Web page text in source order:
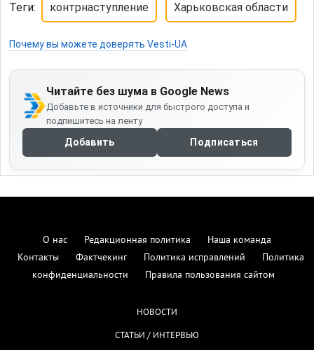
Теги: контрнаступление Харьковская области
Почему вы можете доверять Vesti-UA
Читайте без шума в Google News
Добавьте в источники для быстрого доступа и
подпишитесь на ленту
Добавить Подписаться
О нас Редакционная политика
Наша команда
Контакты
Фактчекинг Политика исправлений
Политика
конфиденциальности
Правила пользования сайтом
НОВОСТИ
СТАТЬИ / ИНТЕРВЬЮ